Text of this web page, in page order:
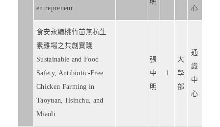
entrepreneur
心
食安永續桃竹苗無抗生
素雞場之共創實踐
Sustainable and Food
Safety, Antibiotic-Free
Chicken Farming in
Taoyuan, Hsinchu, and
Miaoli
張
中
明
1
大
學
部
通
識
中
心